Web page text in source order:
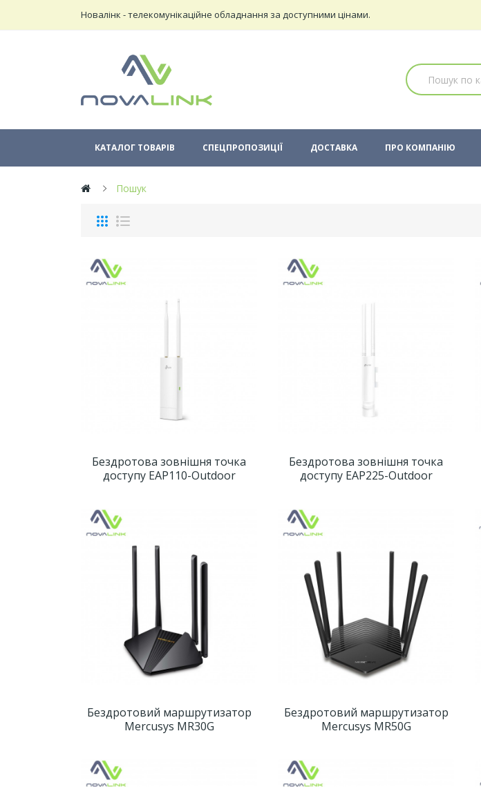
Новалінк - телекомунікаційне обладнання за доступними цінами.
КАТАЛОГ ТОВАРІВ СПЕЦПРОПОЗИЦІЇ ДОСТАВКА ПРО КОМПАНІЮ
Пошук
Бездротова зовнішня точка
доступу EAP110-Outdoor
Бездротова зовнішня точка
доступу EAP225-Outdoor
Бездротовий маршрутизатор
Mercusys MR30G
Бездротовий маршрутизатор
Mercusys MR50G